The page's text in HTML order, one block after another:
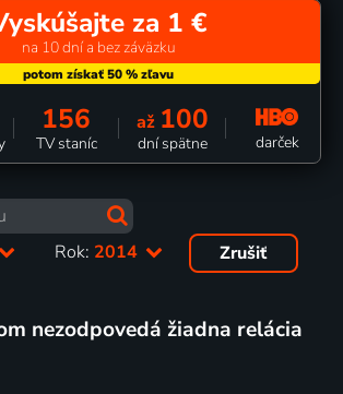
za 1 €
na 10 dní a bez záväzku
156
TV staníc
až 100
dní spätne darček
Rok: 2014 Zrušiť
nezodpovedá žiadna relácia